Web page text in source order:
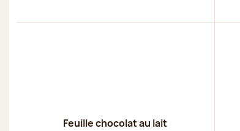
Feuille chocolat au lait